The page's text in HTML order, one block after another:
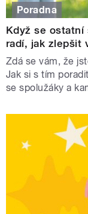
Poradna
Když se ostatní
radí, jak zlepšit
Zdá se vám, že
Jak si s tím
se spolužáky a